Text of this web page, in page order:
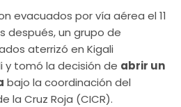
evacuados por vía aérea el 11
después, un grupo de
aterrizó en Kigali
y tomó la decisión de abrir un
bajo la coordinación del
la Cruz Roja (CICR).